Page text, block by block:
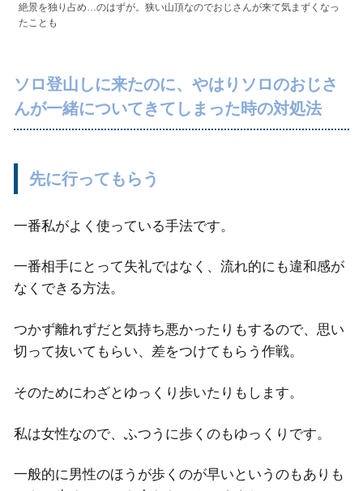
絶景を独り占め…のはずが。狭い山頂なのでおじさんが来て気まずくなっ
たことも
ソロ登山しに来たのに、やはりソロのおじさ
んが一緒についてきてしまった時の対処法
先に行ってもらう
一番私がよく使っている手法です。
一番相手にとって失礼ではなく、流れ的にも違和感が
なくできる方法。
つかず離れずだと気持ち悪かったりもするので、思い
切って抜いてもらい、差をつけてもらう作戦。
そのためにわざとゆっくり歩いたりもします。
私は女性なので、ふつうに歩くのもゆっくりです。
一般的に男性のほうが歩くのが早いというのもありも